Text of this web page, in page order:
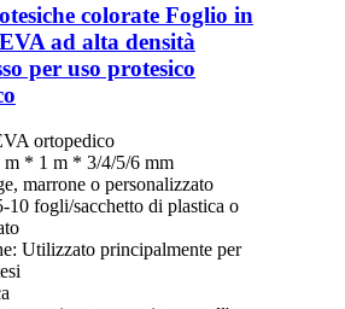
colorate Foglio in
ad alta densità
per uso protesico
ortopedico
m * 1 m * 3/4/5/6 mm
marrone o personalizzato
10 fogli/sacchetto di plastica o
Utilizzato principalmente per